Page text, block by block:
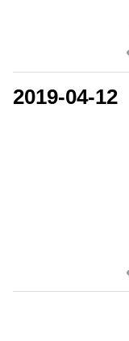
2019-04-12